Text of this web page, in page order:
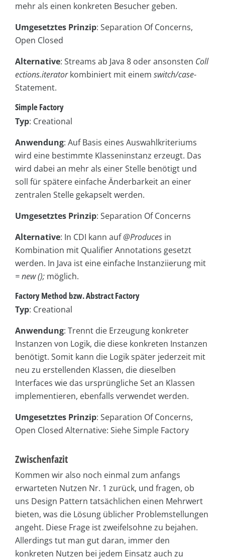
mehr als einen konkreten Besucher geben.
Umgesetztes Prinzip: Separation Of Concerns,
Open Closed
Alternative: Streams ab Java 8 oder ansonsten Coll
ections.iteratorkombiniert mit einem switch/case-
Statement.
Simple Factory
Typ: Creational
Anwendung: Auf Basis eines Auswahlkriteriums
wird eine bestimmte Klasseninstanz erzeugt. Das
wird dabei an mehr als einer Stelle benötigt und
soll für spätere einfache Änderbarkeit an einer
zentralen Stelle gekapselt werden.
Umgesetztes Prinzip: Separation Of Concerns
Alternative: In CDI kann auf@Produces in
Kombination mit Qualifier Annotations gesetzt
werden. In Java ist eine einfache Instanziierung mit
= new (); möglich.
Factory Method bzw. Abstract Factory
Typ: Creational
Anwendung: Trennt die Erzeugung konkreter
Instanzen von Logik, die diese konkreten Instanzen
benötigt. Somit kann die Logik später jederzeit mit
neu zu erstellenden Klassen, die dieselben
Interfaces wie das ursprüngliche Set an Klassen
implementieren, ebenfalls verwendet werden.
Umgesetztes Prinzip: Separation Of Concerns,
Open Closed Alternative: Siehe Simple Factory
Zwischenfazit
Kommen wir also noch einmal zum anfangs
erwarteten Nutzen Nr. 1 zurück, und fragen, ob
uns Design Pattern tatsächlichen einen Mehrwert
bieten, was die Lösung üblicher Problemstellungen
angeht. Diese Frage ist zweifelsohne zu bejahen.
Allerdings tut man gut daran, immer den
konkreten Nutzen bei jedem Einsatz auch zu